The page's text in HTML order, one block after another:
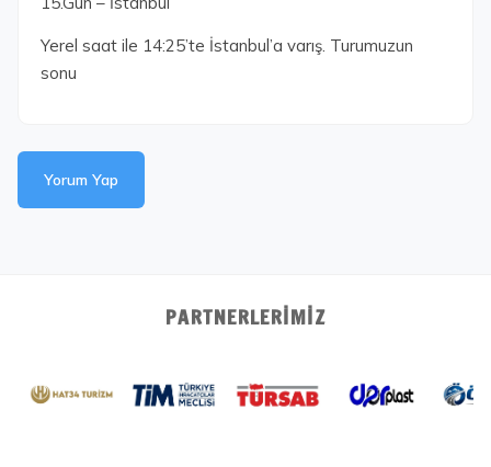
Yerel saat ile 14:25’te İstanbul’a varış. Turumuzun
sonu
Yorum Yap
PARTNERLERIMIZ